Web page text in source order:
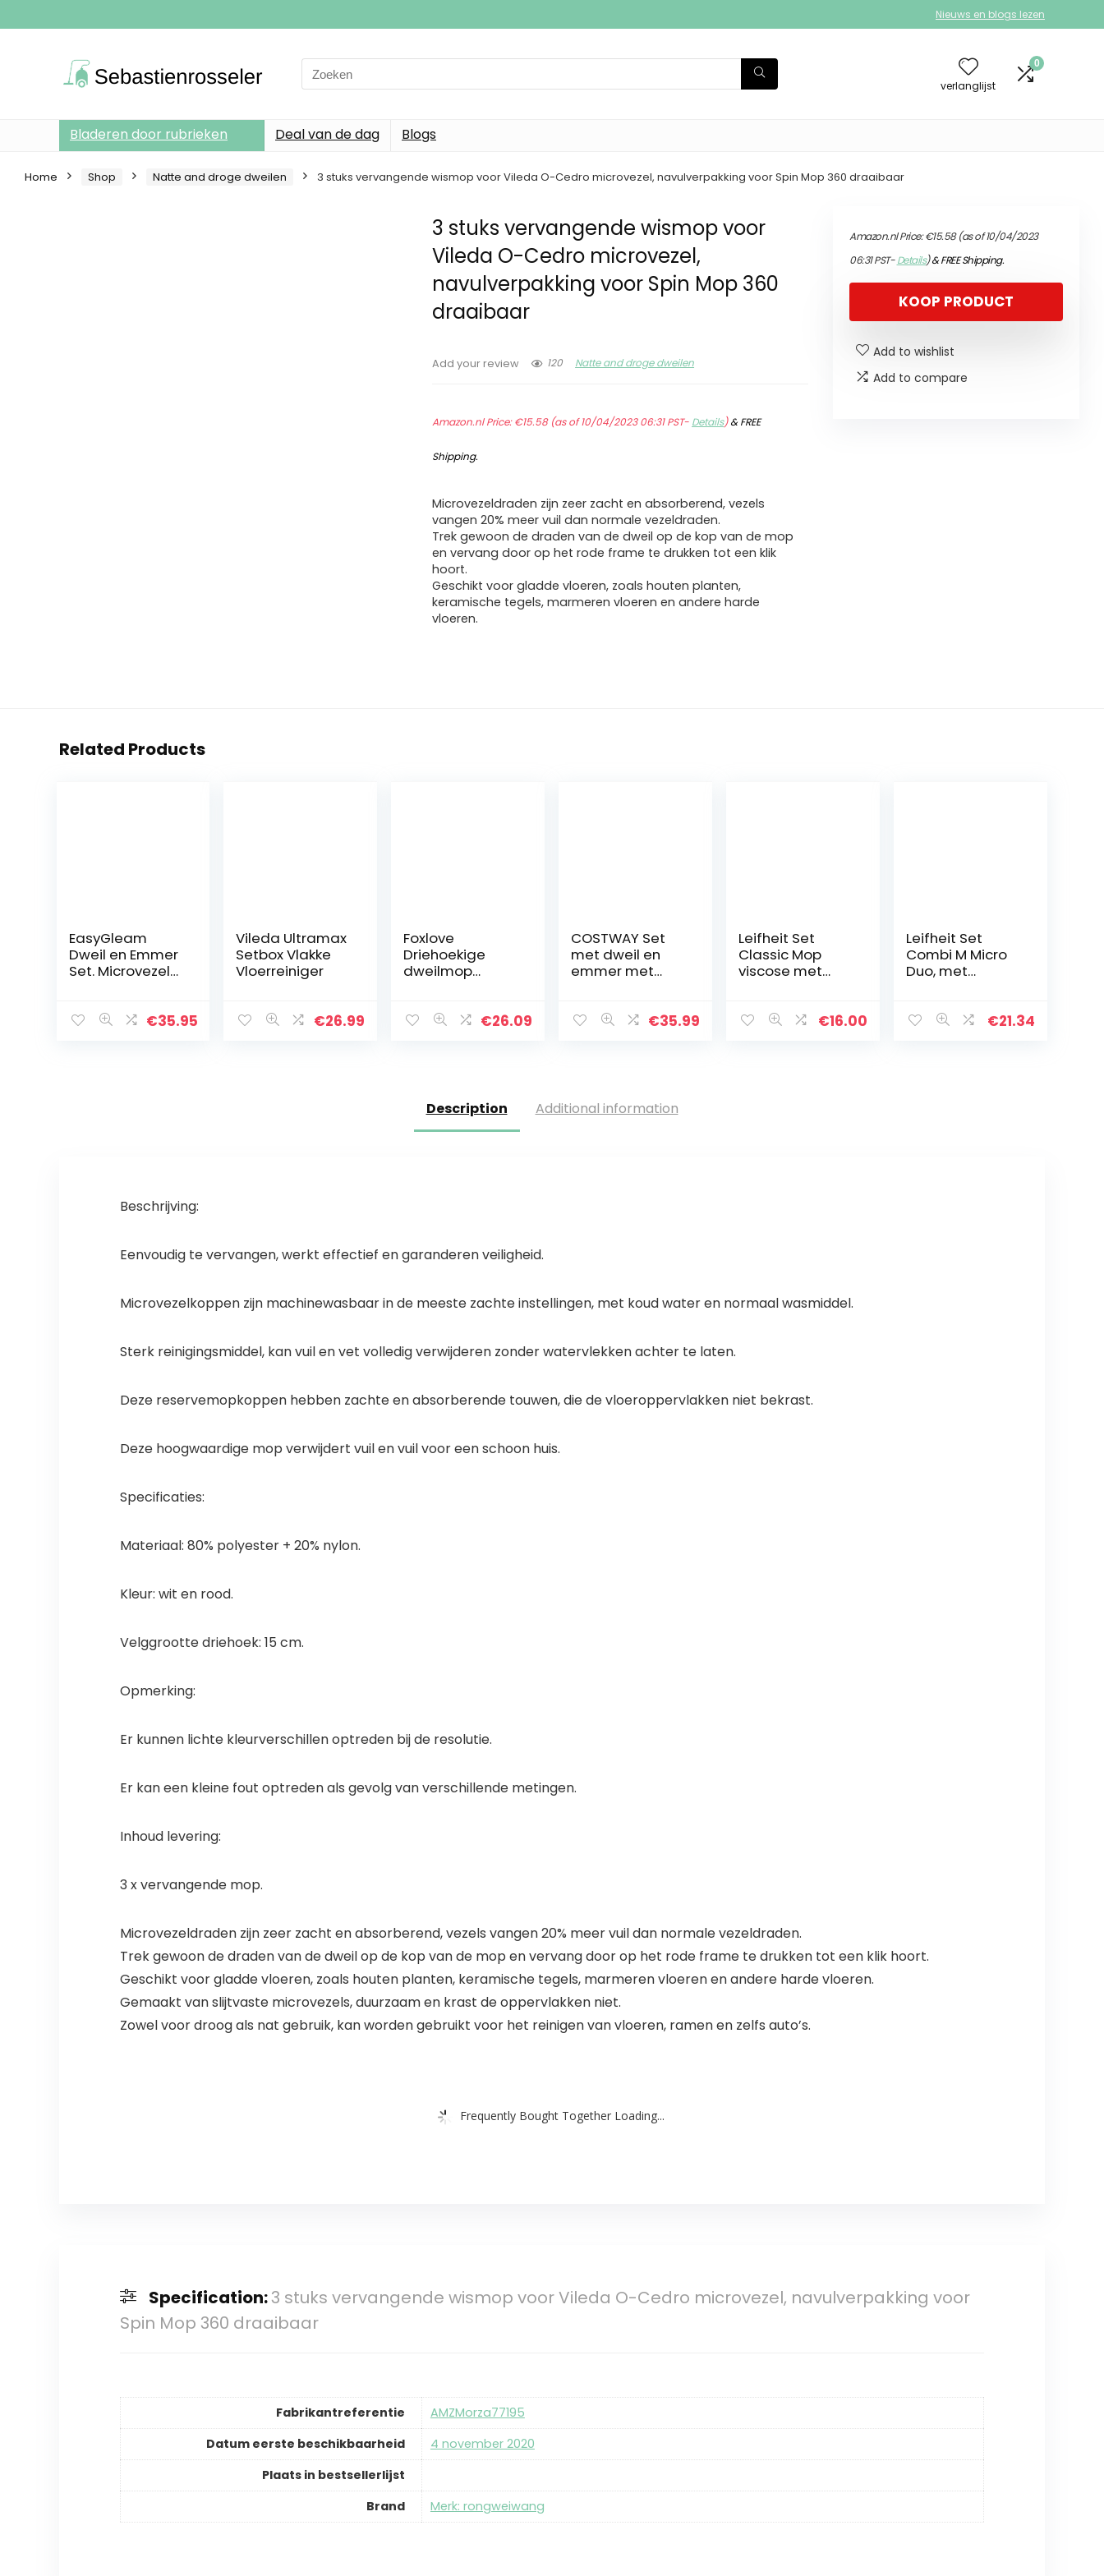
Nieuws en blogs lezen
Search
for:
verlanglijst
0
Bladeren door rubrieken Deal van de dag Blogs
Home Shop Natte and droge dweilen 3 stuks vervangende wismop voor Vileda O-Cedro microvezel, navulverpakking voor Spin Mop 360 draaibaar
3 stuks vervangende wismop voor
Vileda O-Cedro microvezel,
navulverpakking voor Spin Mop 360
draaibaar
Add your review 120 Natte and droge dweilen
Amazon.nl Price:€15.58(as of 10/04/2023 06:31 PST- Details)&FREE
Shipping.
Microvezeldraden zijn zeer zacht en absorberend, vezels
vangen 20% meer vuil dan normale vezeldraden.
Trek gewoon de draden van de dweil op de kop van de mop
en vervang door op het rode frame te drukken tot een klik
hoort.
Geschikt voor gladde vloeren, zoals houten planten,
keramische tegels, marmeren vloeren en andere harde
vloeren.
Amazon.nl Price:€15.58(as of 10/04/2023
06:31 PST-Details)&FREE Shipping.
KOOP PRODUCT
Add to wishlist
Add to compare
Related Products
EasyGleam
Dweil en Emmer
Set. Microvezel
Stok, Innovatieve
€35.95
Vileda Ultramax
Setbox Vlakke
Vloerreiniger
€26.99
Foxlove
Driehoekige
dweilmop
driehoekig 180
€26.09
COSTWAY Set
met dweil en
emmer met
Vloerreiniging
€35.99
Leifheit Set
Classic Mop
viscose met
wisserset met
€16.00
Leifheit Set
Combi M Micro
Duo, met
Reinigingsemm
€21.34
Description Additional information
Beschrijving:
Eenvoudig te vervangen, werkt effectief en garanderen veiligheid.
Microvezelkoppen zijn machinewasbaar in de meeste zachte instellingen, met koud water en normaal wasmiddel.
Sterk reinigingsmiddel, kan vuil en vet volledig verwijderen zonder watervlekken achter te laten.
Deze reservemopkoppen hebben zachte en absorberende touwen, die de vloeroppervlakken niet bekrast.
Deze hoogwaardige mop verwijdert vuil en vuil voor een schoon huis.
Specificaties:
Materiaal: 80% polyester + 20% nylon.
Kleur: wit en rood.
Velggrootte driehoek: 15 cm.
Opmerking:
Er kunnen lichte kleurverschillen optreden bij de resolutie.
Er kan een kleine fout optreden als gevolg van verschillende metingen.
Inhoud levering:
3 x vervangende mop.
Microvezeldraden zijn zeer zacht en absorberend, vezels vangen 20% meer vuil dan normale vezeldraden.
Trek gewoon de draden van de dweil op de kop van de mop en vervang door op het rode frame te drukken tot een klik hoort.
Geschikt voor gladde vloeren, zoals houten planten, keramische tegels, marmeren vloeren en andere harde vloeren.
Gemaakt van slijtvaste microvezels, duurzaam en krast de oppervlakken niet.
Zowel voor droog als nat gebruik, kan worden gebruikt voor het reinigen van vloeren, ramen en zelfs auto’s.
Frequently Bought Together Loading...
Specification:3 stuks vervangende wismop voor Vileda O-Cedro microvezel, navulverpakking voor
Spin Mop 360 draaibaar
Fabrikantreferentie
AMZMorza77195
Datum eerste beschikbaarheid
4 november 2020
Plaats in bestsellerlijst
Brand
Merk: rongweiwang